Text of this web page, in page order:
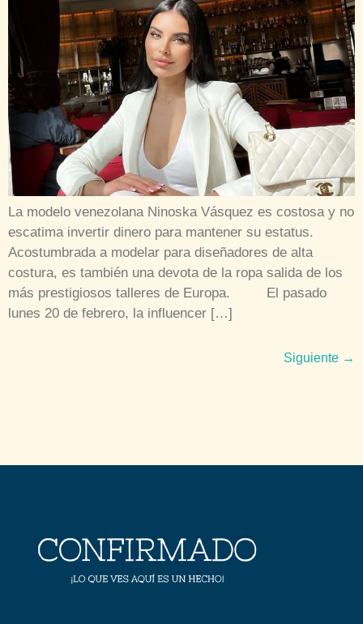
La modelo venezolana Ninoska Vásquez es costosa y no
escatima invertir dinero para mantener su estatus.
Acostumbrada a modelar para diseñadores de alta
costura, es también una devota de la ropa salida de los
más prestigiosos talleres de Europa. El pasado
lunes 20 de febrero, la influencer […]
Siguiente →